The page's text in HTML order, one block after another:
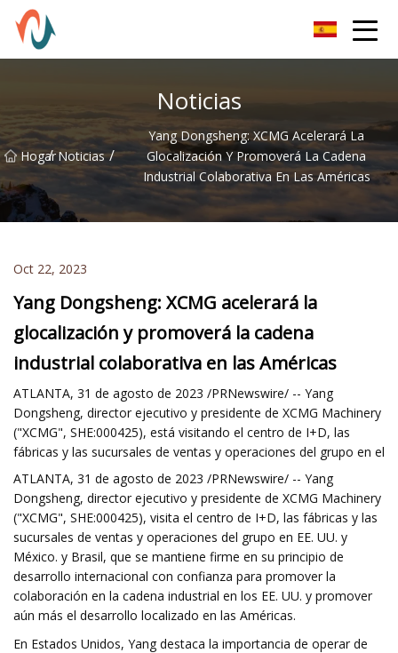
Noticias
Hogar
/ Noticias /
Yang Dongsheng: XCMG Acelerará La
Glocalización Y Promoverá La Cadena
Industrial Colaborativa En Las Américas
Oct 22, 2023
Yang Dongsheng: XCMG acelerará la
glocalización y promoverá la cadena
industrial colaborativa en las Américas
ATLANTA, 31 de agosto de 2023 /PRNewswire/ -- Yang
Dongsheng, director ejecutivo y presidente de XCMG Machinery
("XCMG", SHE:000425), está visitando el centro de I+D, las
fábricas y las sucursales de ventas y operaciones del grupo en el
ATLANTA, 31 de agosto de 2023 /PRNewswire/ -- Yang
Dongsheng, director ejecutivo y presidente de XCMG Machinery
("XCMG", SHE:000425), visita el centro de I+D, las fábricas y las
sucursales de ventas y operaciones del grupo en EE. UU. y
México. y Brasil, que se mantiene firme en su principio de
desarrollo internacional con confianza para promover la
colaboración en la cadena industrial en los EE. UU. y promover
aún más el desarrollo localizado en las Américas.
En Estados Unidos, Yang destaca la importancia de operar de